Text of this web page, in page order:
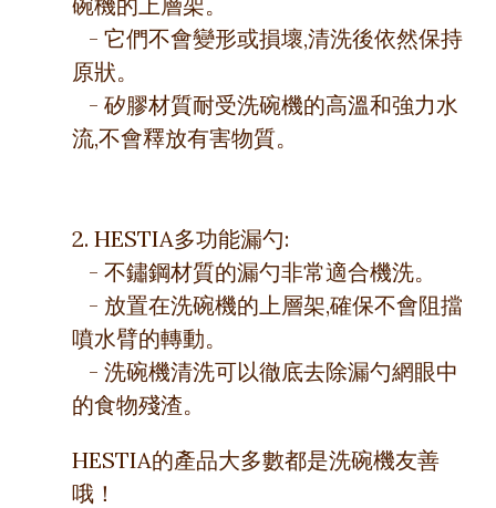
- 它們不會變形或損壞,清洗後依然保持
原狀。
- 矽膠材質耐受洗碗機的高溫和強力水
流,不會釋放有害物質。
2. HESTIA多功能漏勺:
- 不鏽鋼材質的漏勺非常適合機洗。
- 放置在洗碗機的上層架,確保不會阻擋
噴水臂的轉動。
- 洗碗機清洗可以徹底去除漏勺網眼中
的食物殘渣。
HESTIA的產品大多數都是洗碗機友善
哦！